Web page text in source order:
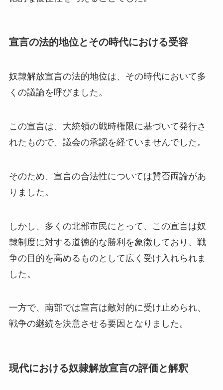
宣言の法的地位とその時代における受容
奴隷解放宣言の法的地位は、その時代において多
くの議論を呼びました。
この宣言は、大統領の戦時権限に基づいて発行さ
れたもので、議会の承認を経ていませんでした。
そのため、宣言の合法性については賛否両論があ
りました。
しかし、多くの北部市民にとって、この宣言は奴
隷制度に対する道徳的な勝利を象徴しており、戦
争の目的を高めるものとして広く受け入れられま
した。
一方で、南部では宣言は敵対的に受け止められ、
戦争の継続を決意させる要因となりました。
現代における奴隷解放宣言の評価と解釈